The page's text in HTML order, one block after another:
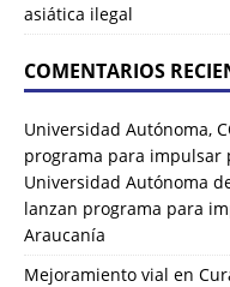
asiática ilegal
COMENTARIOS
Universidad Autónoma,
programa para impulsar
Universidad Autónoma
lanzan programa para
Araucanía
Mejoramiento vial en